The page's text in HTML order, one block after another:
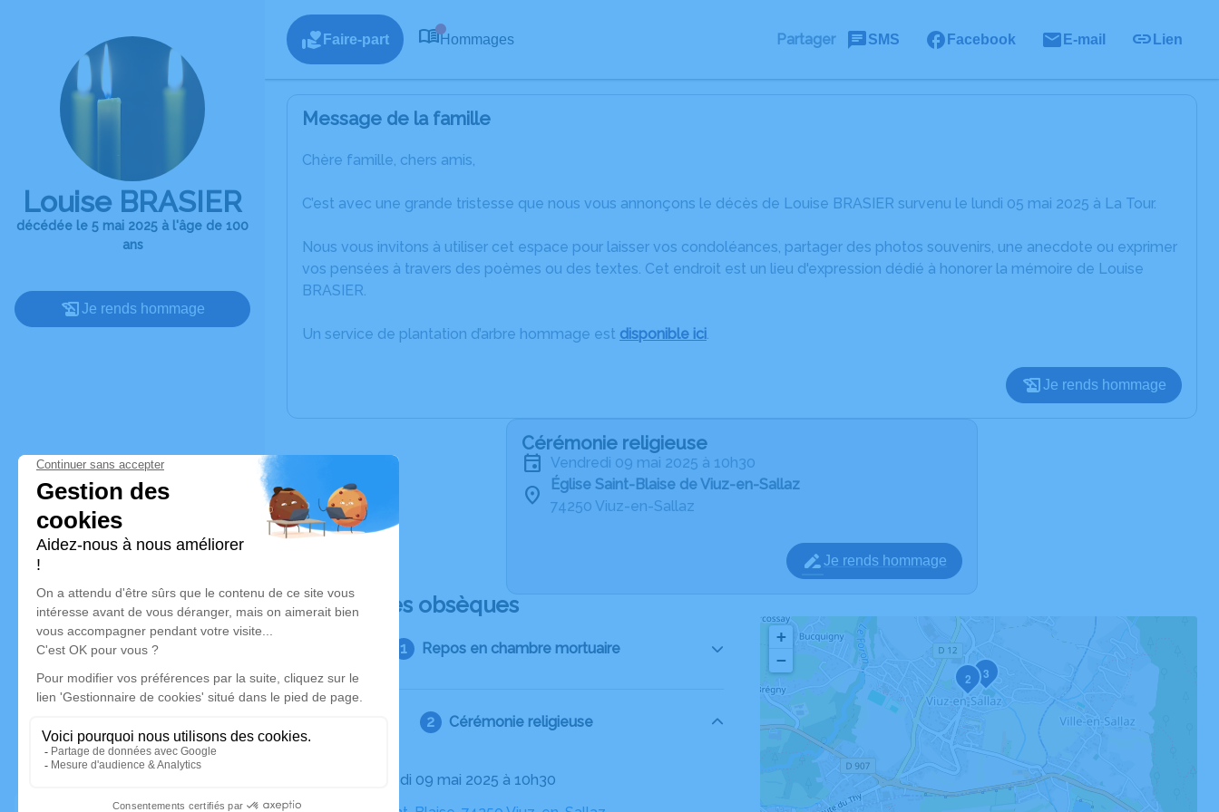
Louise BRASIER
décédée le 5 mai 2025 à l'âge de 100
ans
Je rends hommage
Faire-part Hommages Partager SMS Facebook E-mail Lien
Message de la famille
Chère famille, chers amis,
C’est avec une grande tristesse que nous vous annonçons le décès de Louise BRASIER survenu le lundi 05 mai 2025 à La Tour.
Nous vous invitons à utiliser cet espace pour laisser vos condoléances, partager des photos souvenirs, une anecdote ou exprimer
vos pensées à travers des poèmes ou des textes. Cet endroit est un lieu d'expression dédié à honorer la mémoire de Louise
BRASIER.
Un service de plantation d’arbre hommage est disponible ici.
Je rends hommage
Cérémonie religieuse
vendredi 09 mai 2025 à 10h30
Église Saint-Blaise de Viuz-en-Sallaz
74250 Viuz-en-Sallaz
Je rends hommage
Déroulé des obsèques
Repos en chambre mortuaire
Cérémonie religieuse
Le vendredi 09 mai 2025 à 10h30
2 3
+
−